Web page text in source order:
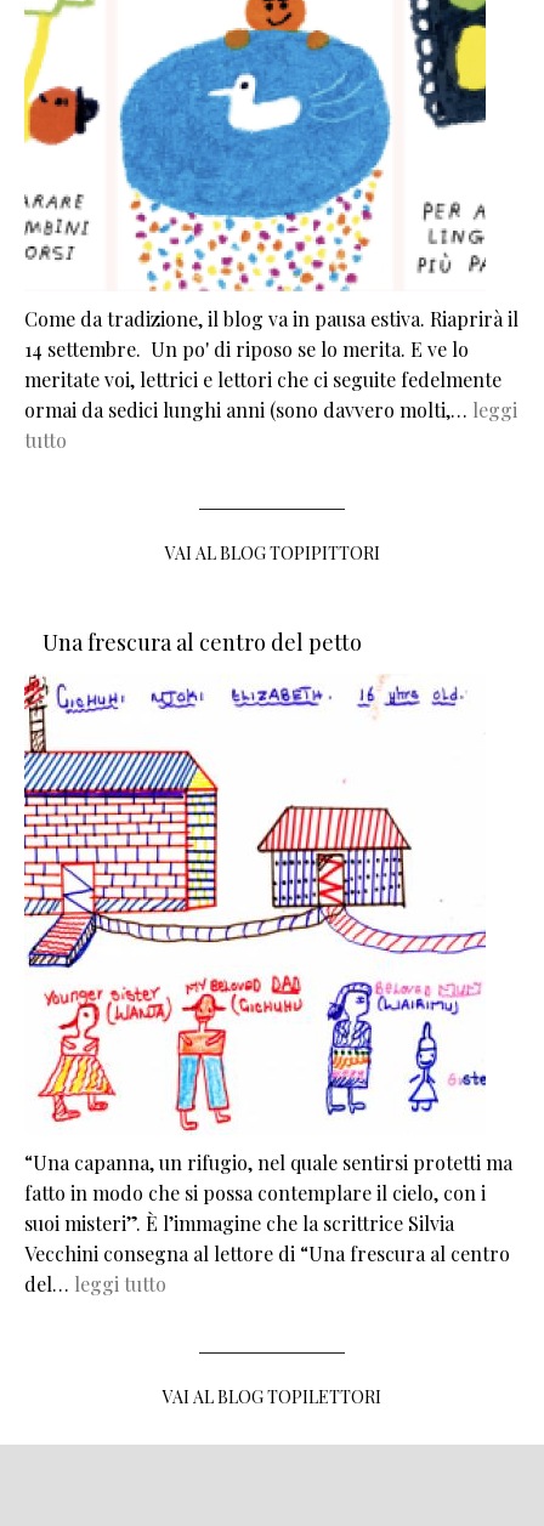
Come da tradizione, il blog va in pausa estiva. Riaprirà il
14 settembre. Un po' di riposo se lo merita. E ve lo
meritate voi, lettrici e lettori che ci seguite fedelmente
ormai da sedici lunghi anni (sono davvero molti,… leggi
tutto
VAI AL BLOG TOPIPITTORI
Una frescura al centro del petto
“Una capanna, un rifugio, nel quale sentirsi protetti ma
fatto in modo che si possa contemplare il cielo, con i
suoi misteri”. È l’immagine che la scrittrice Silvia
Vecchini consegna al lettore di “Una frescura al centro
del… leggi tutto
VAI AL BLOG TOPILETTORI